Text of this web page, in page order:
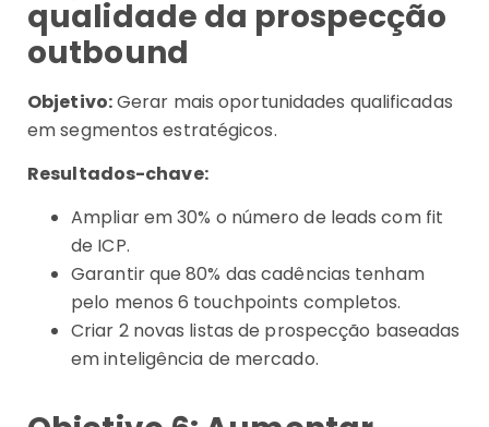
qualidade da prospecção
outbound
Objetivo:Gerar mais oportunidades qualificadas
em segmentos estratégicos.
Resultados-chave:
Ampliar em 30% o número de leads com fit
de ICP.
Garantir que 80% das cadências tenham
pelo menos 6 touchpoints completos.
Criar 2 novas listas de prospecção baseadas
em inteligência de mercado.